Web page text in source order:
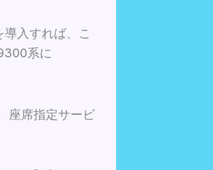
入すれば、こ
系に
座席指定サービ